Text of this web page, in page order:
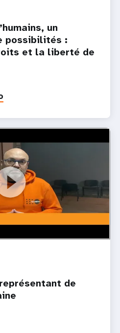
un
possibilités :
et la liberté de
de